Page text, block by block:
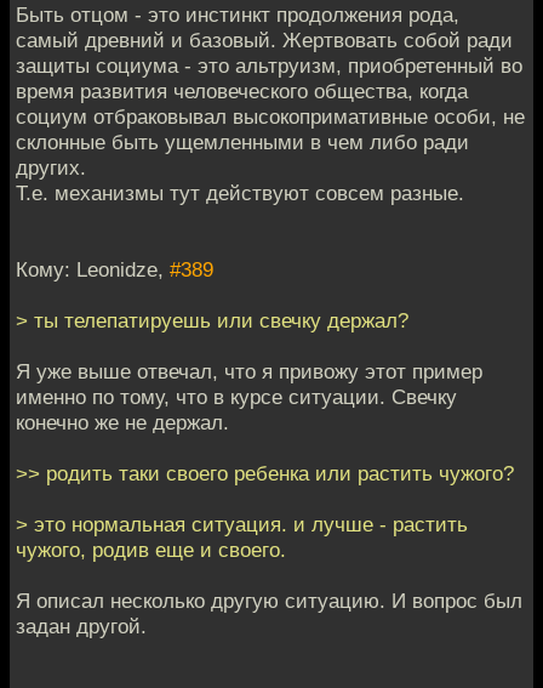
Быть отцом - это инстинкт продолжения рода,
самый древний и базовый. Жертвовать собой ради
защиты социума - это альтруизм, приобретенный во
время развития человеческого общества, когда
социум отбраковывал высокопримативные особи, не
склонные быть ущемленными в чем либо ради
других.
Т.е. механизмы тут действуют совсем разные.
Кому: Leonidze, #389
> ты телепатируешь или свечку держал?
Я уже выше отвечал, что я привожу этот пример
именно по тому, что в курсе ситуации. Свечку
конечно же не держал.
>> родить таки своего ребенка или растить чужого?
> это нормальная ситуация. и лучше - растить
чужого, родив еще и своего.
Я описал несколько другую ситуацию. И вопрос был
задан другой.